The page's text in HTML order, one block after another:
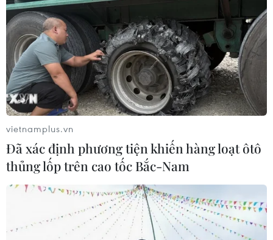
vietnamplus.vn
Đã xác định phương tiện khiến hàng loạt ôtô
thủng lốp trên cao tốc Bắc-Nam